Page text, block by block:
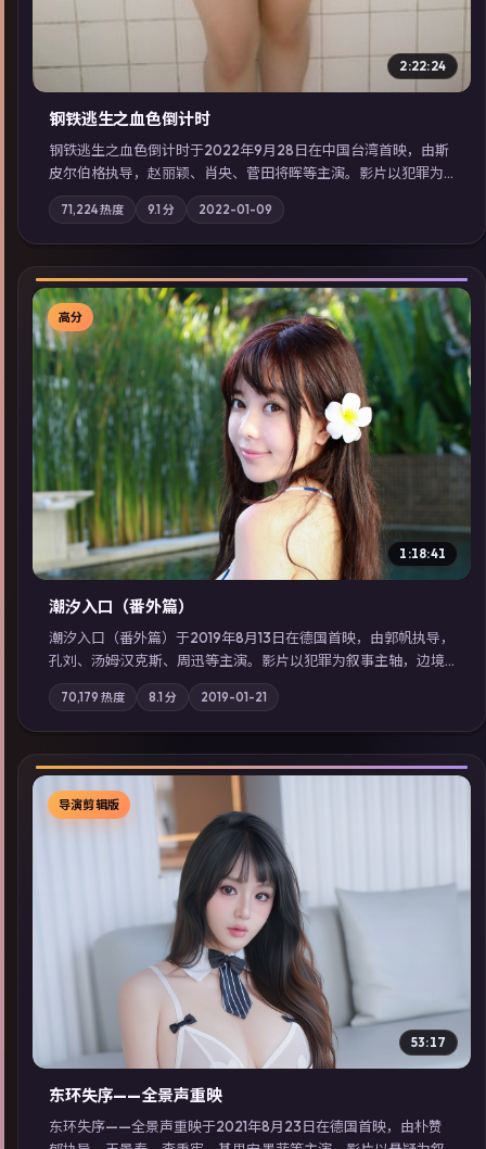
2:22:24
钢铁逃生之血色倒计时
钢铁逃生之血色倒计时于2022年9月28日在中国台湾首映，由斯
皮尔伯格执导，赵丽颖、肖央、菅田将晖等主演。影片以犯罪为
叙事主轴，失踪人口档案牵出跨国灰色产业链；摄影与配乐强化
地域气质；站内亦可通过「国产免费观看高清电视剧在线看」延
展检索同类型高分佳作，畅享高清在线追剧体验。
71,224热度 9.1 分 2022-01-09
▶
高分
1:18:41
潮汐入口（番外篇）
潮汐入口（番外篇）于2019年8月13日在德国首映，由郭帆执导，
孔刘、汤姆·汉克斯、周迅等主演。影片以犯罪为叙事主轴，边境
小镇的平静被一封匿名信彻底打破；摄影与配乐强化地域气质；
站内亦可通过「国产免费观看高清电视剧在线看」延展检索同类
型高分佳作，畅享高清在线追剧体验。
70,179 热度 8.1 分 2019-01-21
▶
导演剪辑版
53:17
东环失序——全景声重映
东环失序——全景声重映于2021年8月23日在德国首映，由朴赞